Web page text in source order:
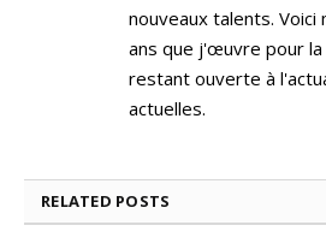
nouveaux talents. Voici
ans que j'œuvre pour
restant ouverte à
actuelles.
RELATED POSTS